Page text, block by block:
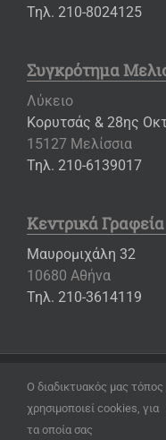
Τηλ. 210-8024125
Συγκρότημα
Λύκειο
Κορυτσάς & 28ης
15127 Μελίσσια
Τηλ. 210-6139017
Κεντρικά Γραφεία
Μαυρομιχάλη 32
10680 Αθήνα
Τηλ. 210-3614119
Ο διαδικτυακός μας τόπος
χρησιμοποιεί cookies, για
τα οποία σας